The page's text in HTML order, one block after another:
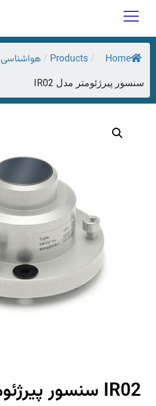
Home
/
Products
/ هواشناسی
سنسور پیرژئومتر مدل IR02
سنسور پیرژئومتر مدل IR02